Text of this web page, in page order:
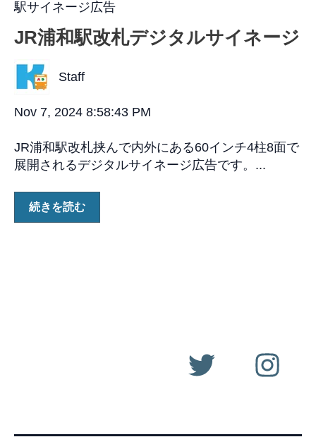
駅サイネージ広告
JR浦和駅改札デジタルサイネージ
Staff
Nov 7, 2024 8:58:43 PM
JR浦和駅改札挟んで内外にある60インチ4柱8面で
展開されるデジタルサイネージ広告です。...
続きを読む